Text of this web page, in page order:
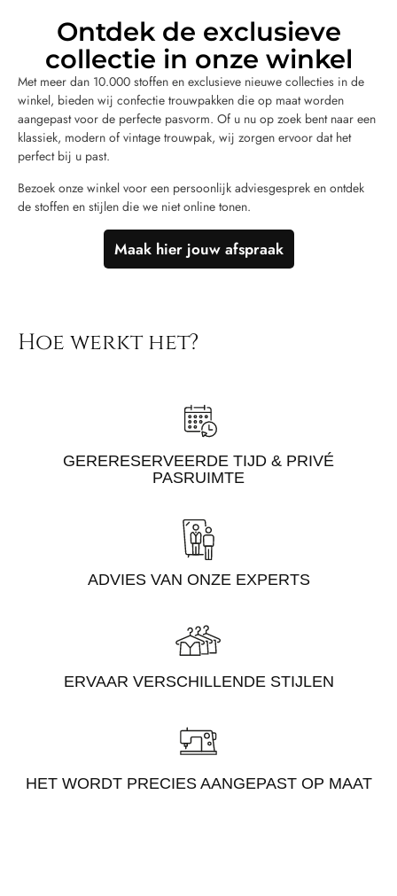
Ontdek de exclusieve
collectie in onze winkel
Met meer dan 10.000 stoffen en exclusieve nieuwe collecties in de
winkel, bieden wij confectie trouwpakken die op maat worden
aangepast voor de perfecte pasvorm. Of u nu op zoek bent naar een
klassiek, modern of vintage trouwpak, wij zorgen ervoor dat het
perfect bij u past.
Bezoek onze winkel voor een persoonlijk adviesgesprek en ontdek
de stoffen en stijlen die we niet online tonen.
Maak hier jouw afspraak
Hoe werkt het?
GERERESERVEERDE TIJD & PRIVÉ
PASRUIMTE
ADVIES VAN ONZE EXPERTS
ERVAAR VERSCHILLENDE STIJLEN
HET WORDT PRECIES AANGEPAST OP MAAT